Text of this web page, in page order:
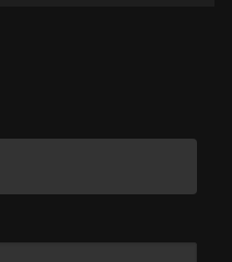
o que
este
iniciados ou não na
(e se fosse o caso,
só para iniciados).